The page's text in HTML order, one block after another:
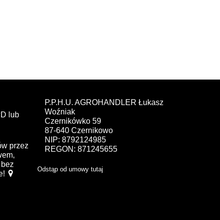
lub
przez
bez
P.P.H.U. AGROHANDLER Łukasz
Woźniak
Czernikówko 59
87-640 Czernikowo
NIP: 8792124985
REGON: 871245655
Odstąp od umowy tutaj